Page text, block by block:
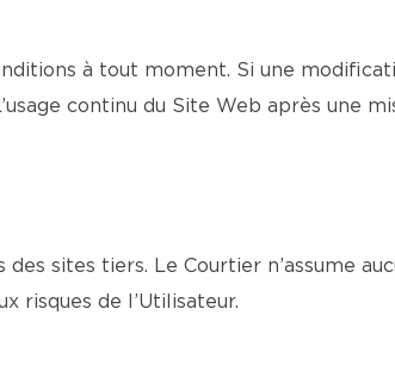
à tout moment. Si une
continu du Site Web après une
sites tiers. Le Courtier n’assume
risques de l’Utilisateur.